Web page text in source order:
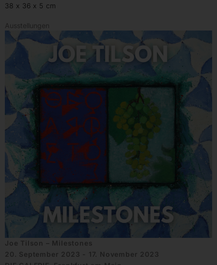
38 x 36 x 5 cm
Ausstellungen
Joe Tilson – Milestones
20. September 2023 - 17. November 2023